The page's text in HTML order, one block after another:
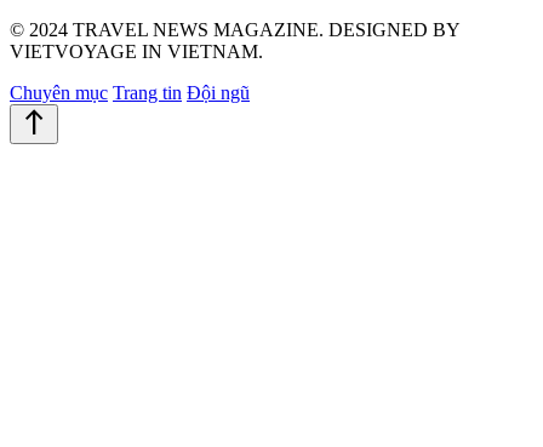
© 2024 TRAVEL NEWS MAGAZINE. DESIGNED BY
VIETVOYAGE IN VIETNAM.
Chuyên mục Trang tin Đội ngũ
north